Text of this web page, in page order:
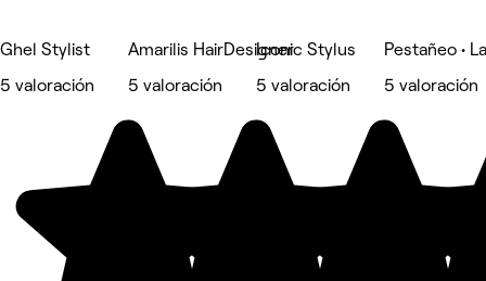
Ghel Stylist
5 valoración
Amarilis HairDesigner
5 valoración
Iconic Stylus
5 valoración
Pestañeo •
5 valoración